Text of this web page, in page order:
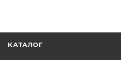
КАТАЛОГ